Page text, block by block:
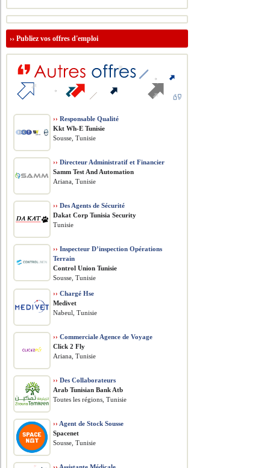
››Publiez vos offres d'emploi
›› Responsable Qualité
Kkt Wh-E Tunisie
Sousse, Tunisie
›› Directeur Administratif et Financier
Samm Test And Automation
Ariana, Tunisie
›› Des Agents de Sécurité
Dakat Corp Tunisia Security
Tunisie
›› Inspecteur D’inspection Opérations
Terrain
Control Union Tunisie
Sousse, Tunisie
›› Chargé Hse
Medivet
Nabeul, Tunisie
›› Commerciale Agence de Voyage
Click 2 Fly
Ariana, Tunisie
›› Des Collaborateurs
Arab Tunisian Bank Atb
Toutes les régions, Tunisie
›› Agent de Stock Sousse
Spacenet
Sousse, Tunisie